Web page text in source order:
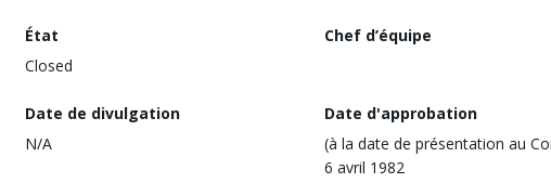
État
Closed
Chef d’équipe
Date de divulgation
N/A
Date d'approbation
(à la date de présentation au
6 avril 1982